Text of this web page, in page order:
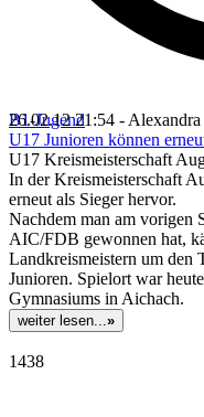
B1-Jugend
26.02.12 21:54 -
U17 Junioren können
U17 Kreismeisterschaft
In der Kreismeisterschaft
erneut als Sieger hervor.
Nachdem man am vorigen
AIC/FDB gewonnen hat,
Landkreismeistern um den
Junioren. Spielort war
Gymnasiums in Aichach.
weiter lesen...»
1438